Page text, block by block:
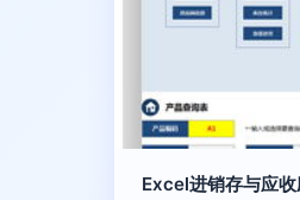
Excel进销存与应